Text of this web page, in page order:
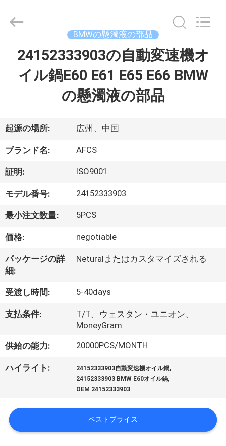
製
品
動
画
私
た
つ
い
て
場
2026
GUANGZHOU
BMWの懸濁液の部品
24152333903の自動変速機オ
イル鍋E60 E61 E65 E66 BMW
の懸濁液の部品
起源の場所: 広州、中国
ブランド名: AFCS
証明: ISO9001
モデル番号: 24152333903
最小注文数量: 5PCS
価格: negotiable
パッケージの詳
細:
Neturalまたはカスタマイズされる
受渡し時間: 5-40days
支払条件:
T/T、ウェスタン・ユニオン、
MoneyGram
供給の能力: 20000PCS/MONTH
ハイライト: 24152333903自動変速機オイル鍋,
24152333903 BMW E60オイル鍋,
OEM 24152333903
ベストプライス